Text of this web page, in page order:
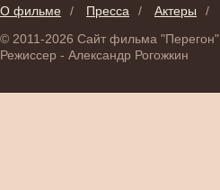
О фильме / Пресса / Актеры /
© 2011-2026 Сайт фильма "Перегон"
Режиссер - Александр Рогожкин